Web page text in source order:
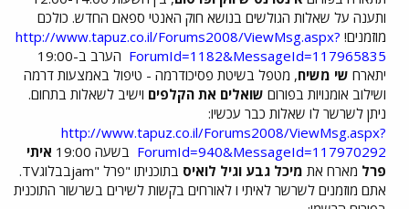
ותענה על שאלות הגולשים בנושא חוק האנטי ספאם החדש. כולכם
מוזמנים! http://www.tapuz.co.il/Forums2008/ViewMsg.aspx?
ForumId=1182&MessageId=117965835
הערב ב-19:00
יתארח שי משיח, מטפל בשיטת פסיכודרמה - טיפול באמצעות דרמה
ושילוב אומנויות בפורום שואלים את הקלפים וישיב לשאלות בתחום.
ניתן לשרשר לו שאלות כבר עכשיו:
http://www.tapuz.co.il/Forums2008/ViewMsg.aspx?
ForumId=940&MessageId=117970292 בשעה 19:00
איתי
פרל מארח את מיכל גבע וגיל לואיס
בתוכניתו "פרל "jamבבלוגTV.
אתם מוזמנים לשרשר לאיתי ו לאורחים בקשות לשירים בשרשור התוכנית